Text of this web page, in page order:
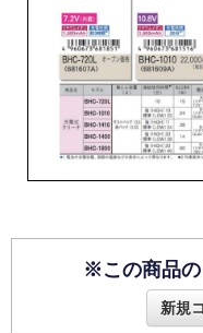
※この商品の
新規